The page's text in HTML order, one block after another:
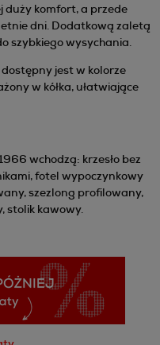
duży komfort, a przede
dni. Dodatkową zaletą
szybkiego wysychania.
jest w kolorze
w kółka, ułatwiające
wchodzą: krzesło bez
fotel wypoczynkowy
szezlong profilowany,
stolik kawowy.